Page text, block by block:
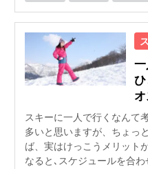
スキーに一人で行くなんて
多いと思いますが、ちょっ
ば、実はけっこうメリット
なると､スケジュールを合